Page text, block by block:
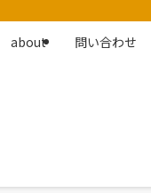
about 問い合わせ